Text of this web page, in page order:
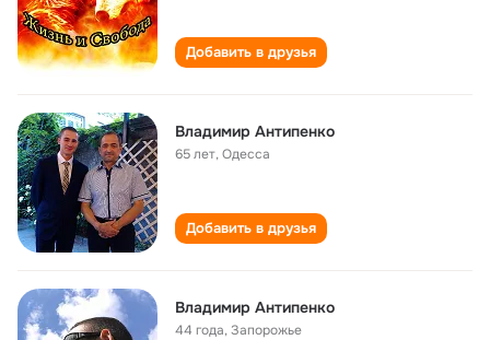
Добавить в друзья
Владимир Антипенко
65 лет,Одесса
Добавить в друзья
Владимир Антипенко
44 года,Запорожье